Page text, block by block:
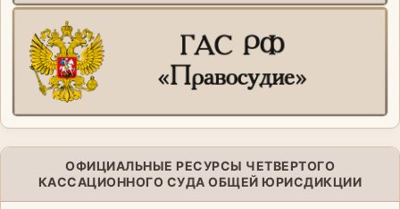
ОФИЦИАЛЬНЫЕ РЕСУРСЫ ЧЕТВЕРТОГО
КАССАЦИОННОГО СУДА ОБЩЕЙ ЮРИСДИКЦИИ